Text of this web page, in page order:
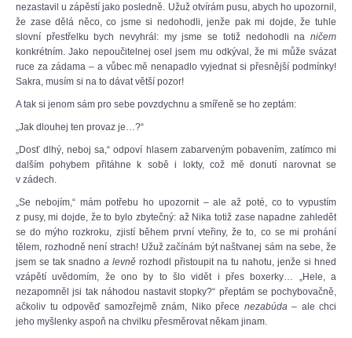
nezastavil u zápěstí jako posledně. Užuž otvírám pusu, abych ho upozornil,
že zase dělá něco, co jsme si nedohodli, jenže pak mi dojde, že tuhle
slovní přestřelku bych nevyhrál: my jsme se totiž nedohodli na ničem
konkrétním. Jako nepoučitelnej osel jsem mu odkýval, že mi může svázat
ruce za zádama – a vůbec mě nenapadlo vyjednat si přesnější podmínky!
Sakra, musím si na to dávat větší pozor!
A tak si jenom sám pro sebe povzdychnu a smířeně se ho zeptám:
„Jak dlouhej ten provaz je…?“
„Dosť dlhý, neboj sa,“ odpoví hlasem zabarveným pobavením, zatímco mi
dalším pohybem přitáhne k sobě i lokty, což mě donutí narovnat se
v zádech.
„Se nebojím,“ mám potřebu ho upozornit – ale až poté, co to vypustím
z pusy, mi dojde, že to bylo zbytečný: až Nika totiž zase napadne zahledět
se do mýho rozkroku, zjistí během první vteřiny, že to, co se mi prohání
tělem, rozhodně není strach! Užuž začínám být naštvanej sám na sebe, že
jsem se tak snadno a levně rozhodl přistoupit na tu nahotu, jenže si hned
vzápětí uvědomím, že ono by to šlo vidět i přes boxerky… „Hele, a
nezapomněl jsi tak náhodou nastavit stopky?“ přeptám se pochybovačně,
ačkoliv tu odpověď samozřejmě znám, Niko přece nezabúda– ale chci
jeho myšlenky aspoň na chvilku přesměrovat někam jinam.